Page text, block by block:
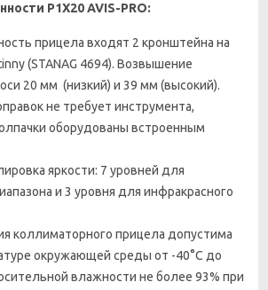
Р1Х20 AVIS-PRO:
прицела входят 2 кронштейна на
(STANAG 4694). Возвышение
20 мм (низкий) и 39 мм (высокий).
не требует инструмента,
оборудованы встроенным
яркости: 7 уровней для
и 3 уровня для инфракрасного
коллиматорного прицела допустима
окружающей среды от -40°С до
влажности не более 93% при